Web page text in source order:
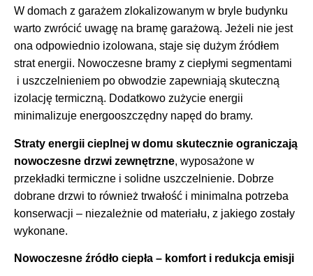
W domach z garażem zlokalizowanym w bryle budynku
warto zwrócić uwagę na bramę garażową. Jeżeli nie jest
ona odpowiednio izolowana, staje się dużym źródłem
strat energii. Nowoczesne bramy z ciepłymi segmentami
i uszczelnieniem po obwodzie zapewniają skuteczną
izolację termiczną. Dodatkowo zużycie energii
minimalizuje energooszczędny napęd do bramy.
Straty energii cieplnej w domu skutecznie ograniczają
nowoczesne drzwi zewnętrzne, wyposażone w
przekładki termiczne i solidne uszczelnienie. Dobrze
dobrane drzwi to również trwałość i minimalna potrzeba
konserwacji – niezależnie od materiału, z jakiego zostały
wykonane.
Nowoczesne źródło ciepła – komfort i redukcja emisji